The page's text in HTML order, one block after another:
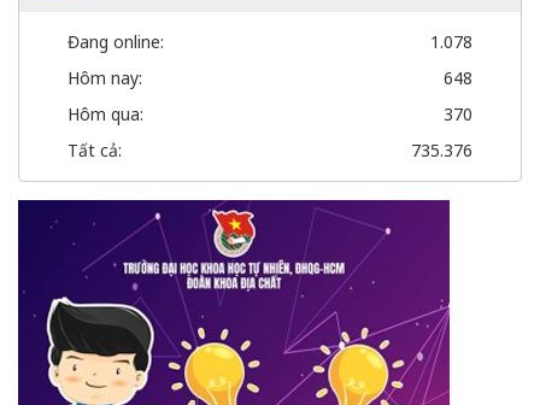
Đang online:
1.078
Hôm nay:
648
Hôm qua:
370
Tất cả:
735.376